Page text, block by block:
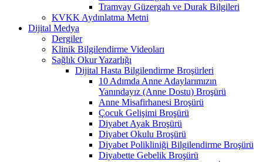
Tramvay Güzergah ve Durak Bilgileri
KVKK Aydınlatma Metni
Dijital Medya
Dergiler
Klinik Bilgilendirme Videoları
Sağlık Okur Yazarlığı
Dijital Hasta Bilgilendirme Broşürleri
10 Adımda Anne Adaylarımızın
Yanındayız (Anne Dostu) Broşürü
Anne Misafirhanesi Broşürü
Çocuk Gelişimi Broşürü
Diyabet Ayak Broşürü
Diyabet Okulu Broşürü
Diyabet Polikliniği Bilgilendirme Broşürü
Diyabette Gebelik Broşürü